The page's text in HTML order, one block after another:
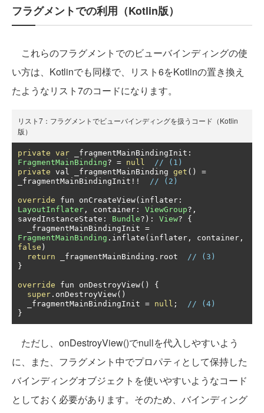
フラグメントでの利用（Kotlin版）
これらのフラグメントでのビューバインディングの使
い方は、Kotlinでも同様で、リスト6をKotlinの置き換え
たようなリスト7のコードになります。
リスト7：フラグメントでビューバインディングを扱うコード（Kotlin
版）
private var _fragmentMainBindingInit :
FragmentMainBinding? = null
// (1)
private val _fragmentMainBinding get ()
=
_fragmentMainBindingInit !! // (2)
override fun onCreateView( inflater :
LayoutInflater , container : ViewGroup?,
savedInstanceState : Bundle?): View?
{
  _fragmentMainBindingInit
=
FragmentMainBinding . inflate ( inflater , container ,
false )
return _fragmentMainBinding . root // (3)
}
override fun onDestroyView()
{
super . onDestroyView()
  _fragmentMainBindingInit
= null ;
// (4)
}
ただし、onDestroyView()でnullを代入しやすいよう
に、また、フラグメント中でプロパティとして保持した
バインディングオブジェクトを使いやすいようなコード
としておく必要があります。そのため、バインディング